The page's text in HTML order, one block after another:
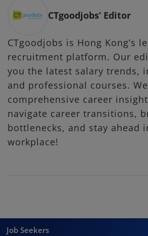
CTgoodjobs’ Editor
CTgoodjobs is Hong Kong’s
recruitment platform. Our
you the latest salary trends,
and professional courses.
comprehensive career
navigate career transitions,
bottlenecks, and stay ahead
workplace!
Job Seekers